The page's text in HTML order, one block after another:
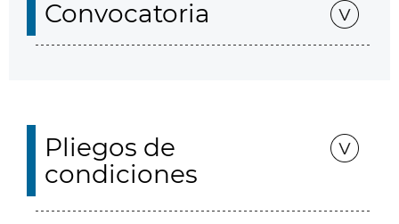
Convocatoria
Pliegos de
condiciones